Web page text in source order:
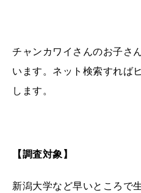
チャンカワイさんのお子さ
います。ネット検索すれば
します。
【調査対象】
新潟大学など早いところで